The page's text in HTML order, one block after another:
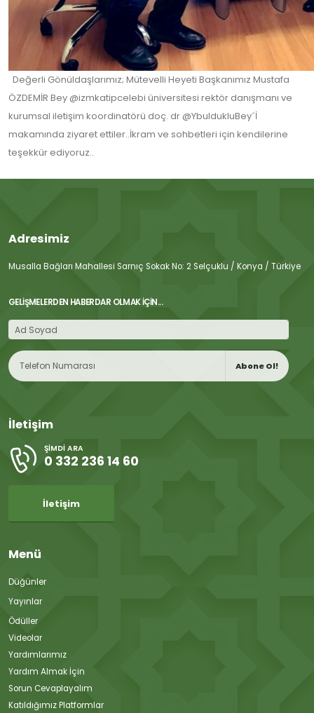
Değerli Gönüldaşlarımız; Mütevelli Heyeti Başkanımız Mustafa
ÖZDEMİR Bey @izmkatipcelebi üniversitesi rektör danışmanı ve
kurumsal iletişim koordinatörü doç. dr @YbuldukluBey´İ
makamında ziyaret ettiler..İkram ve sohbetleri için kendilerine
teşekkür ediyoruz..
Adresimiz
Musalla Bağları Mahallesi Sarnıç Sokak No: 2 Selçuklu / Konya / Türkiye
GELIŞMELERDEN HABERDAR OLMAK İÇIN...
Abone Ol!
İletişim
ŞIMDI ARA
0 332 236 14 60
İletişim
Menü
Düğünler
Yayınlar
Ödüller
Videolar
Yardımlarımız
Yardım Almak İçin
Sorun Cevaplayalım
Katıldığımız Platformlar